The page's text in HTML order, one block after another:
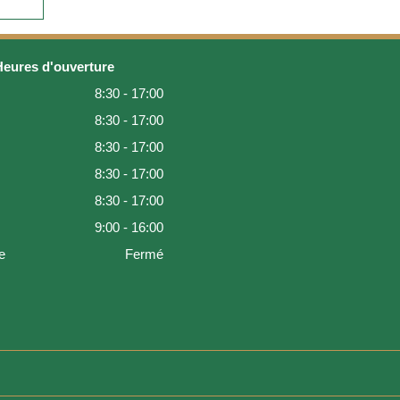
d'ouverture
8:30 - 17:00
8:30 - 17:00
8:30 - 17:00
8:30 - 17:00
8:30 - 17:00
9:00 - 16:00
Fermé